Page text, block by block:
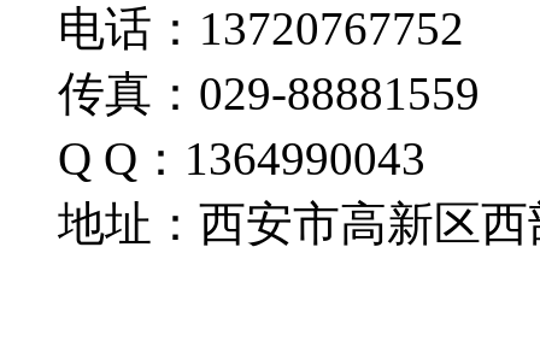
电话：13720767752
传真：029-88881559
Q Q：1364990043
地址：西安市高新区西